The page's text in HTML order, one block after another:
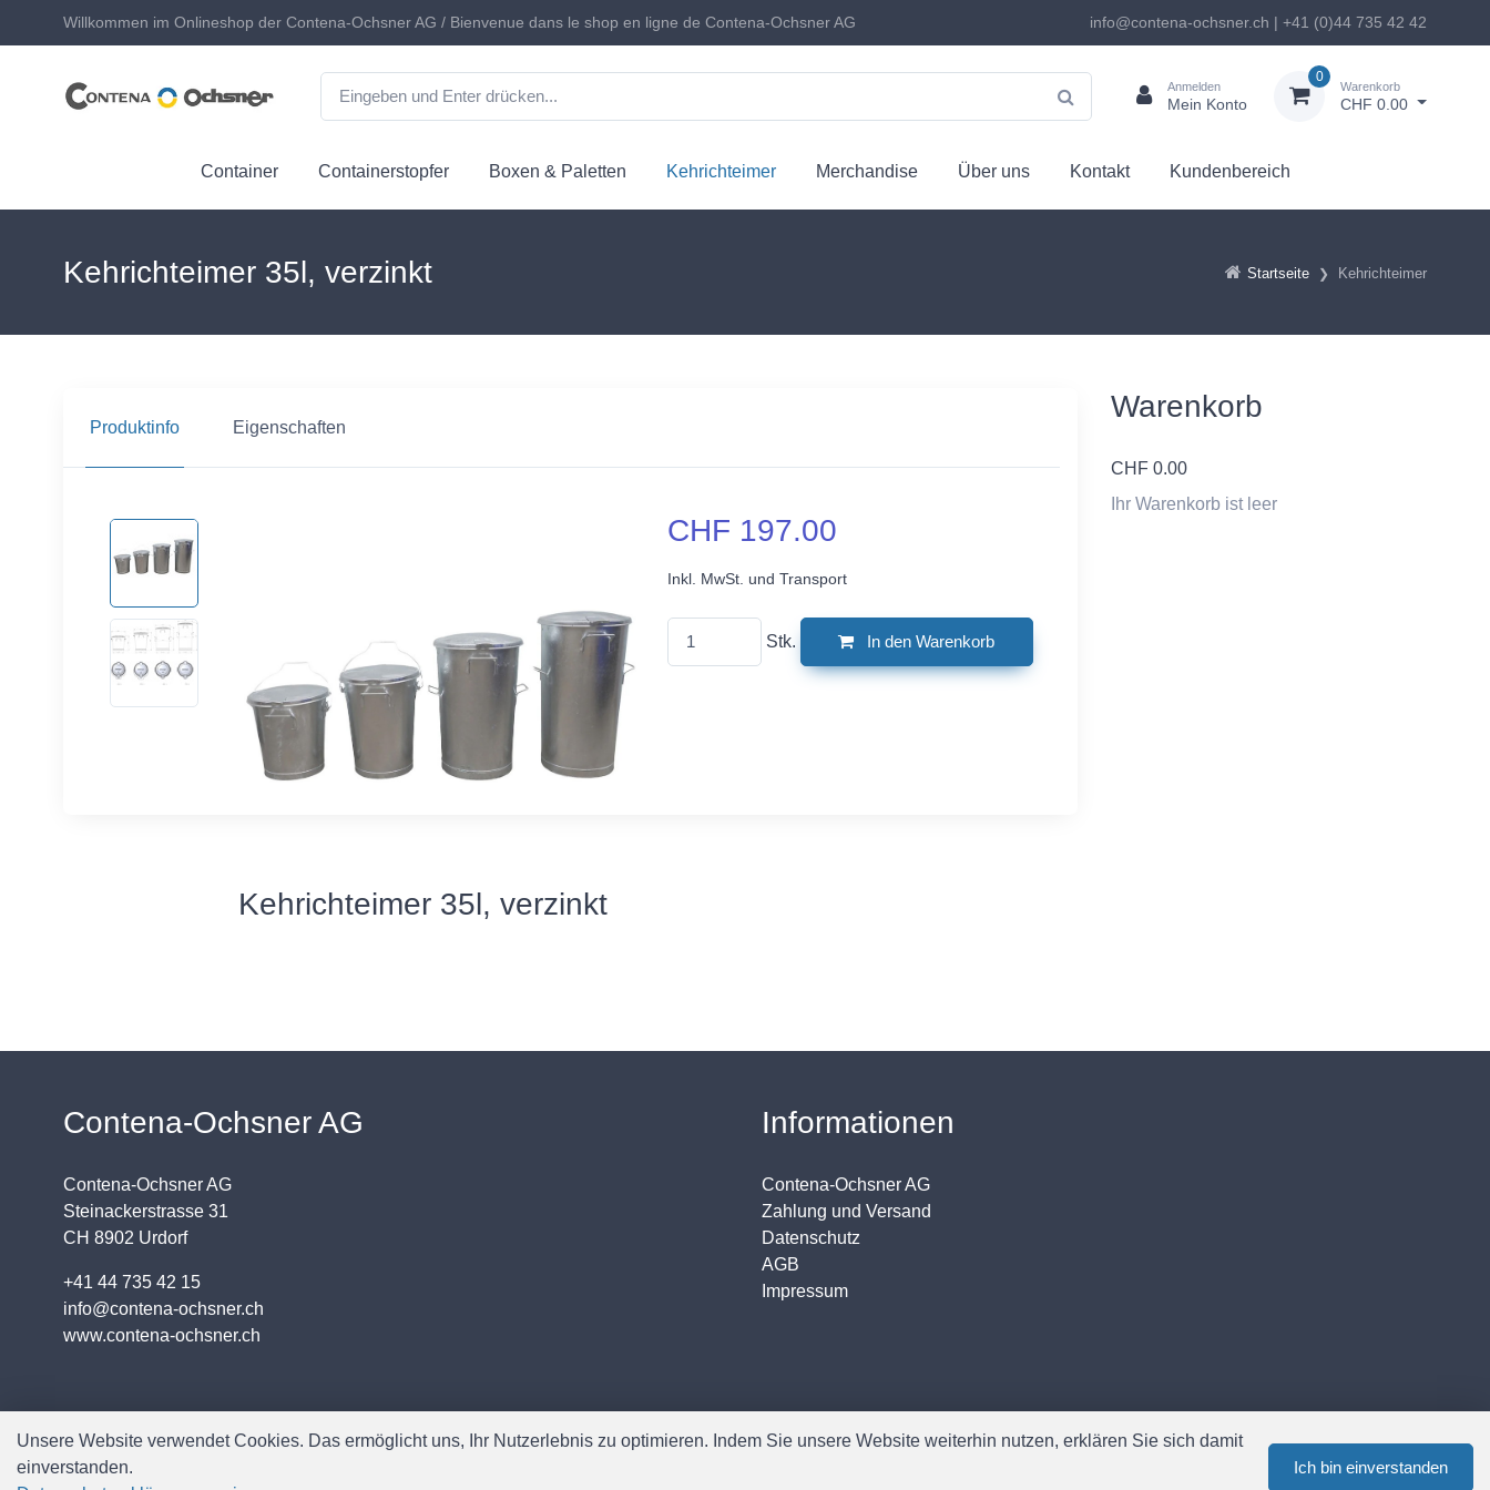
Willkommen im Onlineshop der Contena-Ochsner AG / Bienvenue dans le shop en ligne de Contena-Ochsner AG info@contena-ochsner.ch | +41 (0)44 735 42 42
Anmelden
Mein Konto
0
Warenkorb
CHF 0.00
Container Containerstopfer Boxen & Paletten Kehrichteimer Merchandise Über uns Kontakt Kundenbereich
Startseite Kehrichteimer
Kehrichteimer 35l, verzinkt
Produktinfo Eigenschaften
CHF 197.00
Inkl. MwSt. und Transport
Stk. In den Warenkorb
Kehrichteimer 35l, verzinkt
Warenkorb
CHF 0.00
Ihr Warenkorb ist leer
Contena-Ochsner AG
Contena-Ochsner AG
Steinackerstrasse 31
CH 8902 Urdorf
+41 44 735 42 15
info@contena-ochsner.ch
www.contena-ochsner.ch
Informationen
Contena-Ochsner AG
Zahlung und Versand
Datenschutz
AGB
Impressum
Unsere Website verwendet Cookies. Das ermöglicht uns, Ihr Nutzerlebnis zu optimieren. Indem Sie unsere Website weiterhin nutzen, erklären Sie sich damit
einverstanden.
Ich bin einverstanden